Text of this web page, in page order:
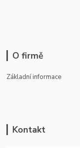
O firmě
Základní informace
Kontakt